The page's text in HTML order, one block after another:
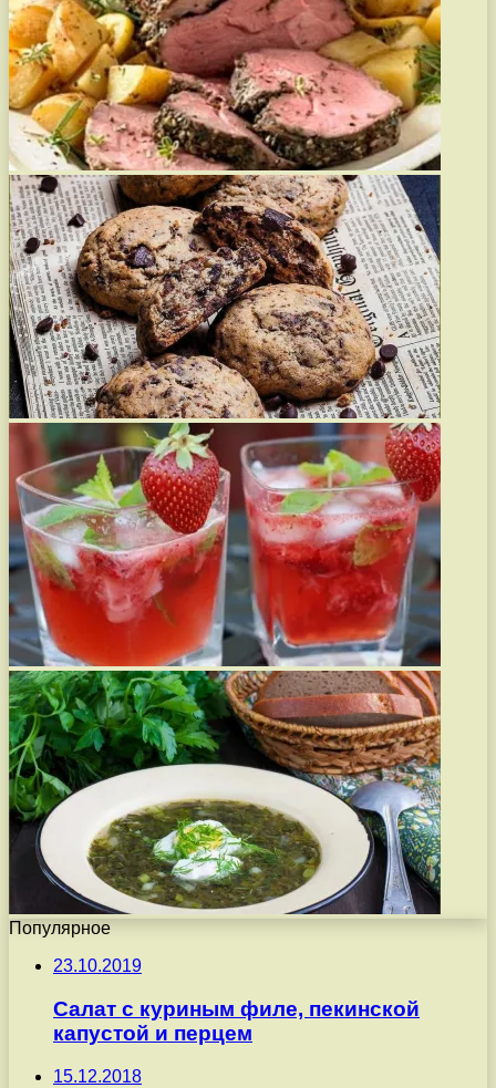
Популярное
23.10.2019
Салат с куриным филе, пекинской
капустой и перцем
15.12.2018